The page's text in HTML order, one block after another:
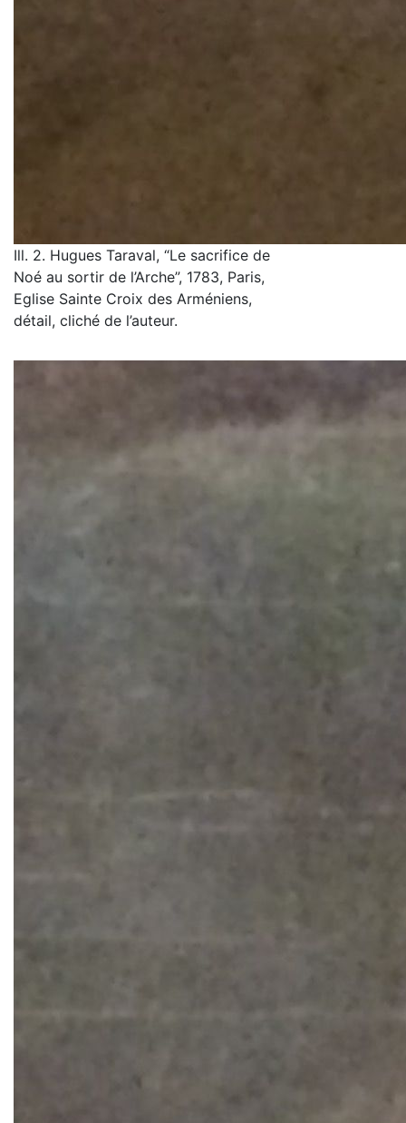
Ill. 2. Hugues Taraval, “Le sacrifice de
Noé au sortir de l’Arche”, 1783, Paris,
Eglise Sainte Croix des Arméniens,
détail, cliché de l’auteur.